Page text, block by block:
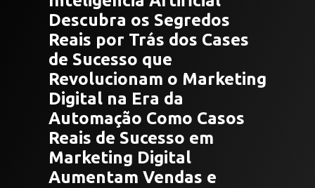
Descubra os Segredos
Reais por Trás dos Cases
de Sucesso que
Revolucionam o Marketing
Digital na Era da
Automação Como Casos
Reais de Sucesso em
Marketing Digital
Aumentam Vendas e